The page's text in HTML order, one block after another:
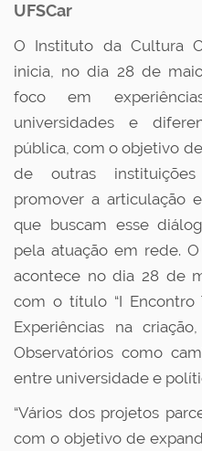
UFSCar
O Instituto da Cultura
inicia, no dia 28 de
foco em
universidades e
pública, com o objetivo
de outras instituições
promover a articulação
que buscam esse
pela atuação em rede.
acontece no dia 28 de
com o título “I Encontro
Experiências na
Observatórios como
entre universidade e
“Vários dos projetos
com o objetivo de